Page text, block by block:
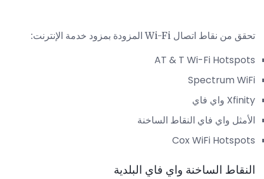
تحقق من نقاط اتصال Wi-Fi المزودة بمزود خدمة الإنترنت:
AT & T Wi-Fi Hotspots
Spectrum WiFi
Xfinity واي فاي
الأمثل واي فاي النقاط الساخنة
Cox WiFi Hotspots
النقاط الساخنة واي فاي البلدية